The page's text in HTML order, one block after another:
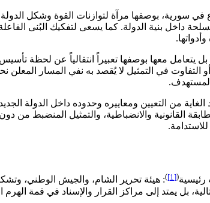
سورية، بوصفها مرآة لتوازنات القوة وشكل الدولة،
داخل بنية الدولة. كما يسعى لتفكيك البُنى
يتعامل معها بوصفها تعبيراً انتقالياً عن لحظة
في التمثيل لا يُقصد به نفي المسار
المستهدف.
من التعيين ومعاييره وحدوده داخل الدولة
القانونية والانضباطية، والتمثيل المنضبط
رئيسية(
[1]
): هيئة تحرير الشام، والجيش الوطني،
بل يمتد إلى مراكز القرار والإسناد في قمة